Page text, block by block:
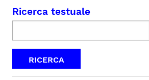
Ricerca testuale